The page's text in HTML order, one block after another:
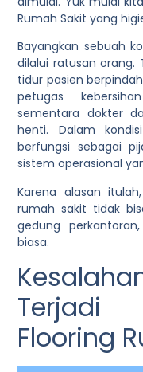
Rumah Sakit yang
Bayangkan sebuah
dilalui ratusan
tidur pasien
petugas
sementara dokter
henti. Dalam
berfungsi sebagai
sistem operasional
Karena alasan
rumah sakit tidak
gedung
biasa.
Terjadi
Flooring